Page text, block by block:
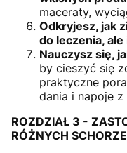
maceraty,
Odkryjesz, jak
do leczenia, ale
Nauczysz się,
by cieszyć się
praktyczne
dania i napoje z
ROZDZIAŁ 3 -
RÓŻNYCH